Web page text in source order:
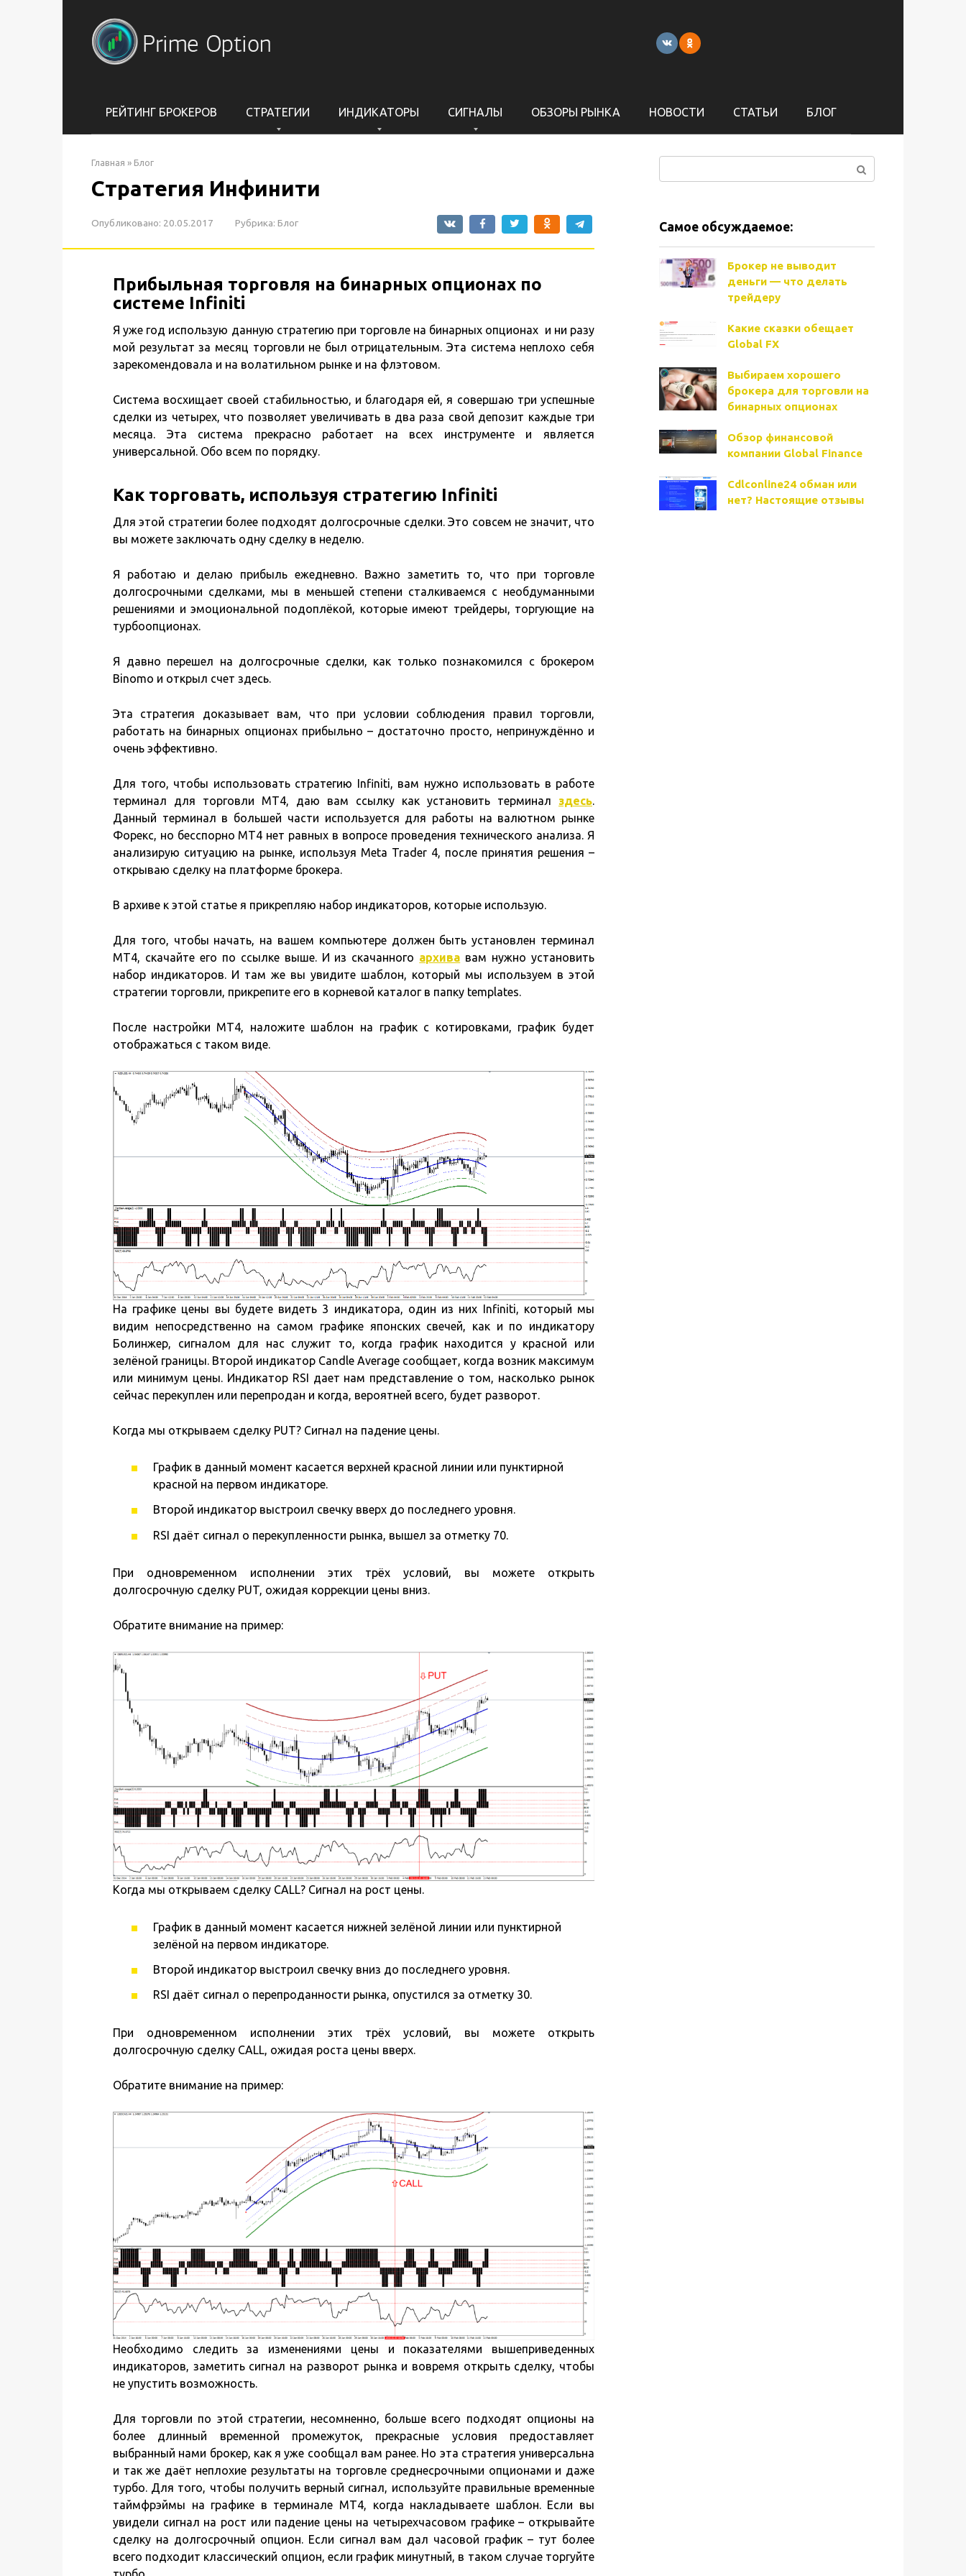
РЕЙТИНГ БРОКЕРОВ СТРАТЕГИИ ИНДИКАТОРЫ СИГНАЛЫ ОБЗОРЫ РЫНКА НОВОСТИ СТАТЬИ БЛОГ
Главная » Блог
Стратегия Инфинити
Опубликовано: 20.05.2017 Рубрика: Блог
Прибыльная торговля на бинарных опционах по
системе Infiniti
Я уже год использую данную стратегию при торговле на бинарных опционах и ни разу
мой результат за месяц торговли не был отрицательным. Эта система неплохо себя
зарекомендовала и на волатильном рынке и на флэтовом.
Система восхищает своей стабильностью, и благодаря ей, я совершаю три успешные
сделки из четырех, что позволяет увеличивать в два раза свой депозит каждые три
месяца. Эта система прекрасно работает на всех инструменте и является
универсальной. Обо всем по порядку.
Как торговать, используя стратегию Infiniti
Для этой стратегии более подходят долгосрочные сделки. Это совсем не значит, что
вы можете заключать одну сделку в неделю.
Я работаю и делаю прибыль ежедневно. Важно заметить то, что при торговле
долгосрочными сделками, мы в меньшей степени сталкиваемся с необдуманными
решениями и эмоциональной подоплёкой, которые имеют трейдеры, торгующие на
турбоопционах.
Я давно перешел на долгосрочные сделки, как только познакомился с брокером
Binomo и открыл счет здесь.
Эта стратегия доказывает вам, что при условии соблюдения правил торговли,
работать на бинарных опционах прибыльно – достаточно просто, непринуждённо и
очень эффективно.
Для того, чтобы использовать стратегию Infiniti, вам нужно использовать в работе
терминал для торговли MT4, даю вам ссылку как установить терминал здесь.
Данный терминал в большей части используется для работы на валютном рынке
Форекс, но бесспорно MT4 нет равных в вопросе проведения технического анализа. Я
анализирую ситуацию на рынке, используя Meta Trader 4, после принятия решения –
открываю сделку на платформе брокера.
В архиве к этой статье я прикрепляю набор индикаторов, которые использую.
Для того, чтобы начать, на вашем компьютере должен быть установлен терминал
MT4, скачайте его по ссылке выше. И из скачанного архива вам нужно установить
набор индикаторов. И там же вы увидите шаблон, который мы используем в этой
стратегии торговли, прикрепите его в корневой каталог в папку templates.
После настройки MT4, наложите шаблон на график с котировками, график будет
отображаться с таком виде.
На графике цены вы будете видеть 3 индикатора, один из них Infiniti, который мы
видим непосредственно на самом графике японских свечей, как и по индикатору
Болинжер, сигналом для нас служит то, когда график находится у красной или
зелёной границы. Второй индикатор Candle Average сообщает, когда возник максимум
или минимум цены. Индикатор RSI дает нам представление о том, насколько рынок
сейчас перекуплен или перепродан и когда, вероятней всего, будет разворот.
Когда мы открываем сделку PUT? Сигнал на падение цены.
График в данный момент касается верхней красной линии или пунктирной
красной на первом индикаторе.
Второй индикатор выстроил свечку вверх до последнего уровня.
RSI даёт сигнал о перекупленности рынка, вышел за отметку 70.
При одновременном исполнении этих трёх условий, вы можете открыть
долгосрочную сделку PUT, ожидая коррекции цены вниз.
Обратите внимание на пример:
Когда мы открываем сделку CALL? Сигнал на рост цены.
График в данный момент касается нижней зелёной линии или пунктирной
зелёной на первом индикаторе.
Второй индикатор выстроил свечку вниз до последнего уровня.
RSI даёт сигнал о перепроданности рынка, опустился за отметку 30.
При одновременном исполнении этих трёх условий, вы можете открыть
долгосрочную сделку CALL, ожидая роста цены вверх.
Обратите внимание на пример:
Необходимо следить за изменениями цены и показателями вышеприведенных
индикаторов, заметить сигнал на разворот рынка и вовремя открыть сделку, чтобы
не упустить возможность.
Для торговли по этой стратегии, несомненно, больше всего подходят опционы на
более длинный временной промежуток, прекрасные условия предоставляет
выбранный нами брокер, как я уже сообщал вам ранее. Но эта стратегия универсальна
и так же даёт неплохие результаты на торговле среднесрочными опционами и даже
турбо. Для того, чтобы получить верный сигнал, используйте правильные временные
таймфрэймы на графике в терминале MT4, когда накладываете шаблон. Если вы
увидели сигнал на рост или падение цены на четырехчасовом графике – открывайте
сделку на долгосрочный опцион. Если сигнал вам дал часовой график – тут более
всего подходит классический опцион, если график минутный, в таком случае торгуйте
Самое обсуждаемое:
Брокер не выводит
деньги — что делать
трейдеру
Какие сказки обещает
Global FX
Выбираем хорошего
брокера для торговли на
бинарных опционах
Обзор финансовой
компании Global Finance
Cdlconline24 обман или
нет? Настоящие отзывы